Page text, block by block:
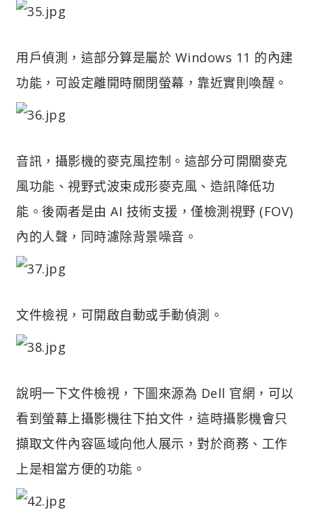
用戶偵測，這部分算是屬於 Windows 11 的內建
功能，可設定離開時關閉螢幕，靠近實則喚醒。
音訊，攝影機的麥克風控制。這部分可開關麥克
風功能、視野式波束成形麥克風、造訊降低功
能。後兩者是由 AI 技術支援，僅檢測視野 (FOV)
內的人聲，同時濾除背景噪音。
文件檢視，可開啟自動或手動偵測。
說明一下文件檢視，下圖來源為 Dell 官網，可以
看到螢幕上攝影機往下拍文件，這時攝影機會只
擷取文件內容區域向他人展示，對於商務、工作
上是相當方便的功能。